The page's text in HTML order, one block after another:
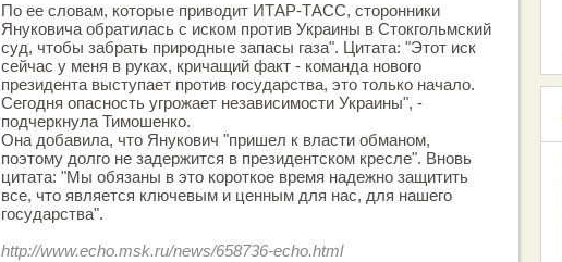
По ее словам, которые приводит ИТАР-ТАСС, сторонники
Януковича обратилась с иском против Украины в Стокгольмский
суд, чтобы забрать природные запасы газа". Цитата: "Этот иск
сейчас у меня в руках, кричащий факт - команда нового
президента выступает против государства, это только начало.
Сегодня опасность угрожает независимости Украины", -
подчеркнула Тимошенко.
Она добавила, что Янукович "пришел к власти обманом,
поэтому долго не задержится в президентском кресле". Вновь
цитата: "Мы обязаны в это короткое время надежно защитить
все, что является ключевым и ценным для нас, для нашего
государства".
http://www.echo.msk.ru/news/658736-echo.html